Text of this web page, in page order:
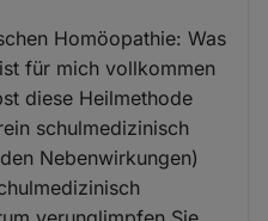
Homöopathie: Was
für mich vollkommen
diese Heilmethode
schulmedizinisch
Nebenwirkungen)